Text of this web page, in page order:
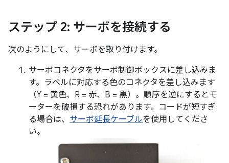
ステップ 2: サーボを接続する
次のようにして、サーボを取り付けます。
サーボコネクタをサーボ制御ボックスに差し込みま
す。ラベルに対応する色のコネクタを差し込みます
（Y = 黄色、R = 赤、B = 黒）。順序を逆にするとモ
ーターを破損する恐れがあります。コードが短すぎ
る場合は、 サーボ延長ケーブルを使用してくださ
い。